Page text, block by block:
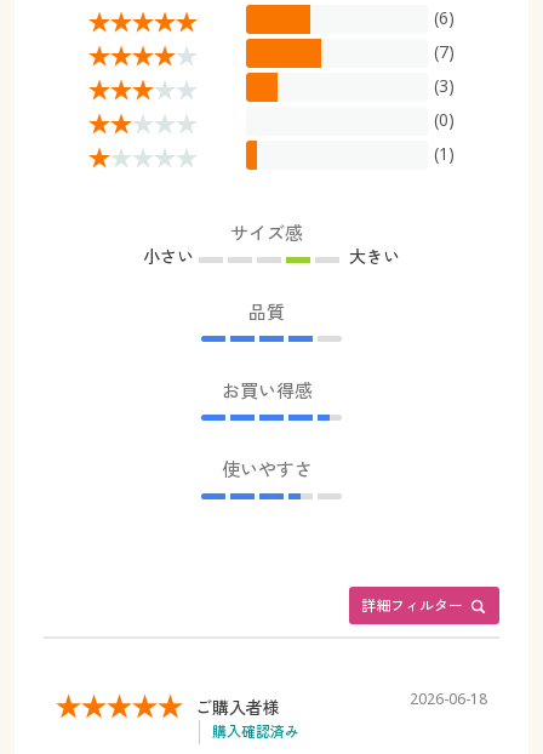
(6)
(7)
(3)
(0)
(1)
サイズ感
小さい 大きい
品質
お買い得感
使いやすさ
詳細フィルター
ご購入者様
購入確認済み
2026-06-18